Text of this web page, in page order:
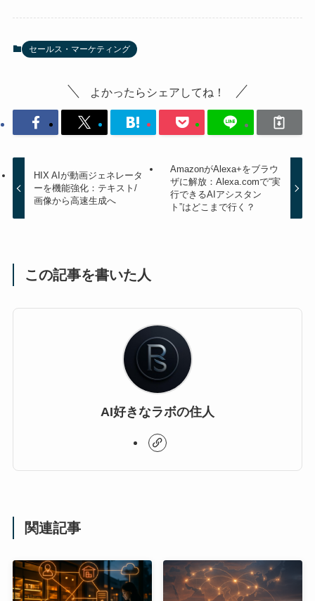
セールス・マーケティング
よかったらシェアしてね！
HIX AIが動画ジェネレータ
ーを機能強化：テキスト/
画像から高速生成へ
AmazonがAlexa+をブラウ
ザに解放：Alexa.comで“実
行できるAIアシスタン
ト”はどこまで行く？
この記事を書いた人
AI好きなラボの住人
関連記事